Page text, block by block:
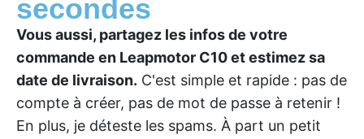
secondes
Vous aussi, partagez les infos de votre
commande en Leapmotor C10 et estimez sa
date de livraison. C'est simple et rapide : pas de
compte à créer, pas de mot de passe à retenir !
En plus, je déteste les spams. À part un petit